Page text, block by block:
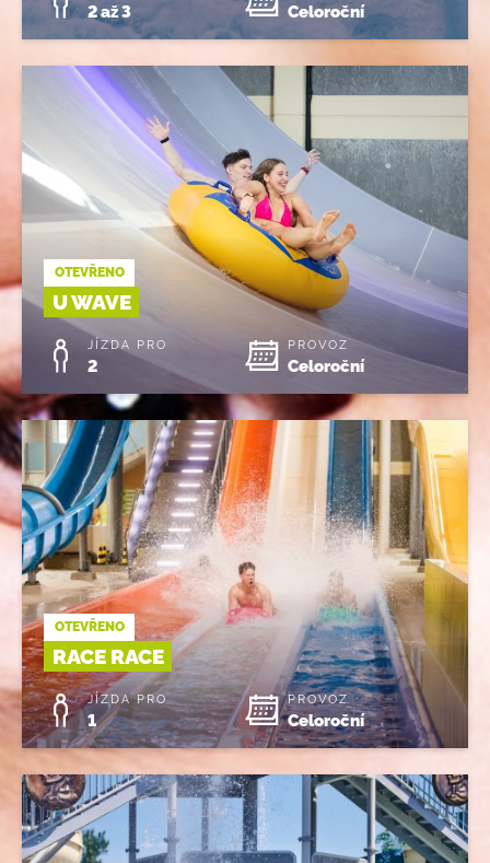
2 až 3 Celoroční
OTEVŘENO
U WAVE
JÍZDA PRO
2
PROVOZ
Celoroční
OTEVŘENO
RACE RACE
JÍZDA PRO
1
PROVOZ
Celoroční